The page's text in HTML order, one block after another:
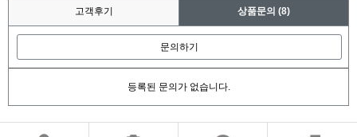
고객후기 상품문의 (8)
문의하기
등록된 문의가 없습니다.